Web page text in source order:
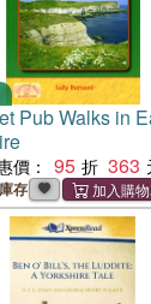
Pub Walks in
價： 95 363
存